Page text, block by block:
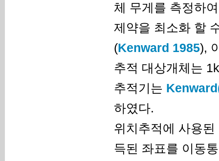
체 무게를 측정하
제약을 최소화 할
(Kenward 1985),
추적 대상개체는
추적기는
하였다.
위치추적에 사용
득된 좌표를 이동